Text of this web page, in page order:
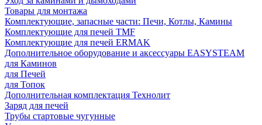
Товары для монтажа
Комплектующие, запасные части: Печи, Котлы, Камины
Комплектующие для печей TMF
Комплектующие для печей ERMAK
Дополнительное оборудование и аксессуары EASYSTEAM
для Каминов
для Печей
для Топок
Дополнительная комплектация Технолит
Заряд для печей
Трубы стартовые чугунные